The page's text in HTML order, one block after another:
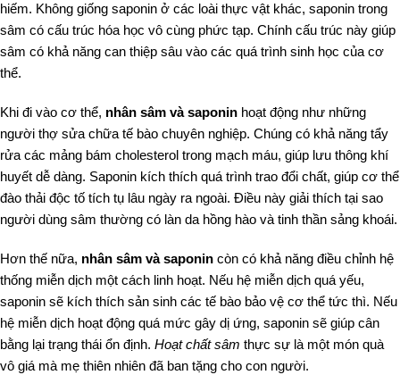
hiếm. Không giống saponin ở các loài thực vật khác, saponin trong
sâm có cấu trúc hóa học vô cùng phức tạp. Chính cấu trúc này giúp
sâm có khả năng can thiệp sâu vào các quá trình sinh học của cơ
thể.
Khi đi vào cơ thể, nhân sâm và saponin hoạt động như những
người thợ sửa chữa tế bào chuyên nghiệp. Chúng có khả năng tẩy
rửa các mảng bám cholesterol trong mạch máu, giúp lưu thông khí
huyết dễ dàng. Saponin kích thích quá trình trao đổi chất, giúp cơ thể
đào thải độc tố tích tụ lâu ngày ra ngoài. Điều này giải thích tại sao
người dùng sâm thường có làn da hồng hào và tinh thần sảng khoái.
Hơn thế nữa, nhân sâm và saponin còn có khả năng điều chỉnh hệ
thống miễn dịch một cách linh hoạt. Nếu hệ miễn dịch quá yếu,
saponin sẽ kích thích sản sinh các tế bào bảo vệ cơ thể tức thì. Nếu
hệ miễn dịch hoạt động quá mức gây dị ứng, saponin sẽ giúp cân
bằng lại trạng thái ổn định. Hoạt chất sâm thực sự là một món quà
vô giá mà mẹ thiên nhiên đã ban tặng cho con người.